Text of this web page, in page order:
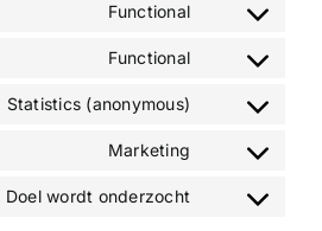
Functional
Consent
wordpress
Functional
Consent
complianz
Statistics (anonymous)
Consent
burst-
Marketing
Consent
Doel wordt onderzocht
Consent